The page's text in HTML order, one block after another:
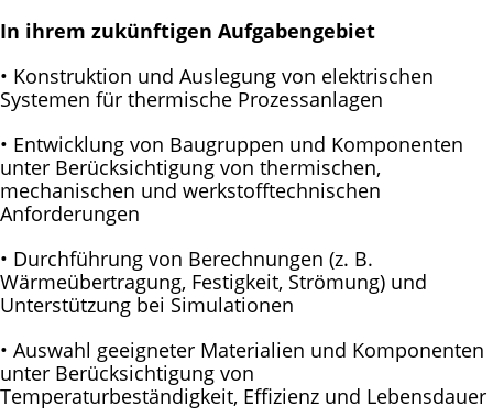
In ihrem zukünftigen Aufgabengebiet
• Konstruktion und Auslegung von elektrischen
Systemen für thermische Prozessanlagen
• Entwicklung von Baugruppen und Komponenten
unter Berücksichtigung von thermischen,
mechanischen und werkstofftechnischen
Anforderungen
• Durchführung von Berechnungen (z. B.
Wärmeübertragung, Festigkeit, Strömung) und
Unterstützung bei Simulationen
• Auswahl geeigneter Materialien und Komponenten
unter Berücksichtigung von
Temperaturbeständigkeit, Effizienz und Lebensdauer